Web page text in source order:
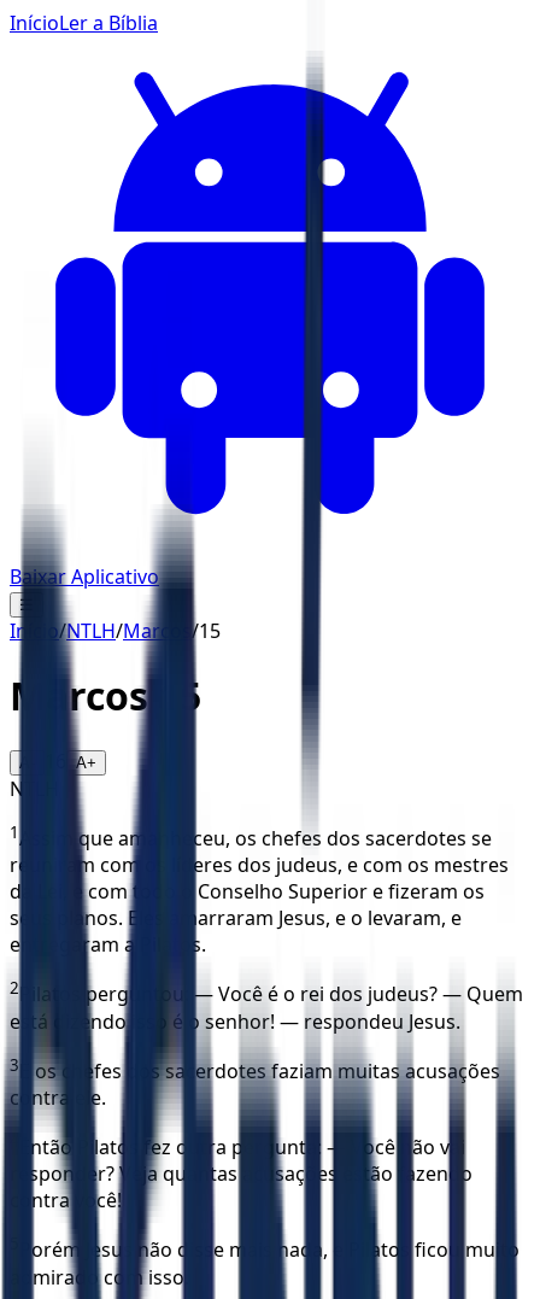
InícioLer a Bíblia
Baixar Aplicativo
☰
Início/NTLH/Marcos /15
Marcos 15
A- A+
NTLH
1Assim que amanheceu, os chefes dos sacerdotes se
reuniram com os líderes dos judeus, e com os mestres
da Lei, e com todo o Conselho Superior e fizeram os
seus planos. Eles amarraram Jesus, e o levaram, e
entregaram a Pilatos.
2
Pilatos perguntou: — Você é o rei dos judeus? — Quem
está dizendo isso é o senhor! — respondeu Jesus.
3
E os chefes dos sacerdotes faziam muitas acusações
contra ele.
Então Pilatos fez outra pergunta: — Você não vai
responder? Veja quantas acusações estão fazendo
contra você!
Porém Jesus não disse mais nada, e Pilatos ficou muito
admirado com isso.